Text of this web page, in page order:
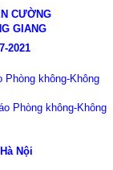
CƯỜNG
GIANG
2021
không-Không
Phòng không-Không
Nội